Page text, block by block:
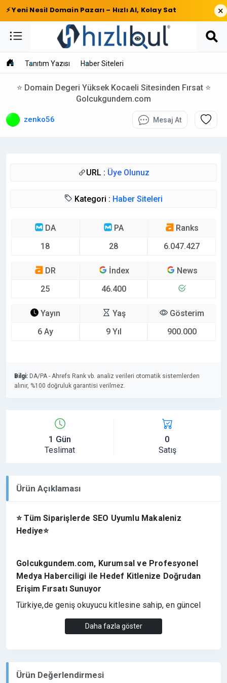
⚡ Yeni Nesil Domain Pazarı – Hızlı Al, Kolay Sat ×
Tanıtım Yazısı Haber Siteleri
⭐ Domain Degeri Yüksek Kocaeli Sitesinden Fırsat ⭐
Golcukgundem.com
zenko56 Mesaj At
URL : Üye Olunuz
Kategori : Haber Siteleri
DA
18
PA
28
Ranks
6.047.427
DR
25
İndex
46.400
News
Yayın
6 Ay
Yaş
9 Yıl
Gösterim
900.000
Bilgi: DA/PA - Ahrefs Rank vb. analiz verileri otomatik sistemlerden
alınır, %100 doğruluk garantisi verilmez.
1 Gün
Teslimat
0
Satış
Ürün Açıklaması
⭐ Tüm Siparişlerde SEO Uyumlu Makaleniz
Hediye⭐
Golcukgundem.com, Kurumsal ve Profesyonel
Medya Haberciligi ile Hedef Kitlenize Doğrudan
Erişim Fırsatı Sunuyor
Türkiye,de geniş okuyucu kitlesine sahip, en güncel
gelişmeleri ve son dakika haberleri uzman kadrosu
ile ziyaretçilerine aktaranetkin bir habercilik
ziyaretçi trafigi elde ederek, tanıtım yazılarınızda
Daha fazla göster
Ürün Değerlendirmesi